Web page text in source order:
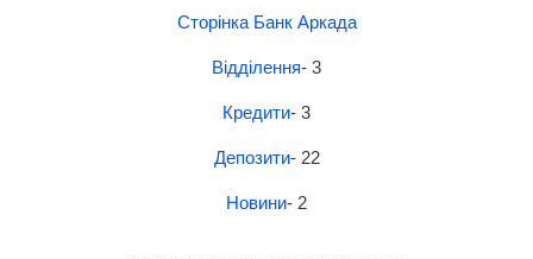
Сторінка Банк Аркада
Відділення- 3
Кредити- 3
Депозити- 22
Новини- 2